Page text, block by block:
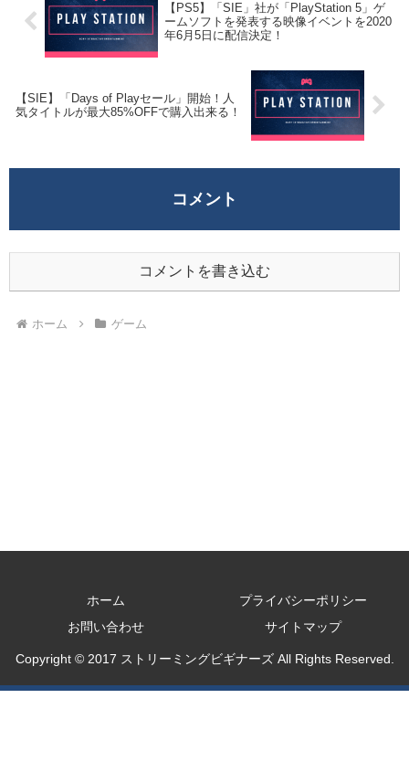
【PS5】「SIE」社が「PlayStation 5」ゲ
ームソフトを発表する映像イベントを2020
年6月5日に配信決定！
【SIE】「Days of Playセール」開始！人
気タイトルが最大85%OFFで購入出来る！
コメント
コメントを書き込む
ホーム ゲーム
ホーム
プライバシーポリシー
お問い合わせ
サイトマップ
Copyright © 2017 ストリーミングビギナーズ All Rights Reserved.